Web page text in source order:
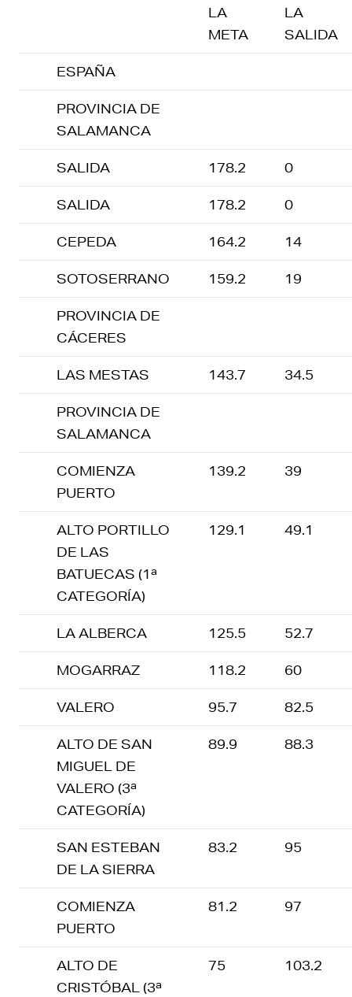
LA
META
LA
SALIDA
ESPAÑA
PROVINCIA DE
SALAMANCA
SALIDA 178.2 0
SALIDA 178.2 0
CEPEDA 164.2 14
SOTOSERRANO 159.2 19
PROVINCIA DE
CÁCERES
LAS MESTAS 143.7 34.5
PROVINCIA DE
SALAMANCA
COMIENZA
PUERTO
139.2 39
ALTO PORTILLO
DE LAS
BATUECAS (1ª
CATEGORÍA)
129.1 49.1
LA ALBERCA 125.5 52.7
MOGARRAZ 118.2 60
VALERO 95.7 82.5
ALTO DE SAN
MIGUEL DE
VALERO (3ª
CATEGORÍA)
89.9 88.3
SAN ESTEBAN
DE LA SIERRA
83.2 95
COMIENZA
PUERTO
81.2 97
ALTO DE
CRISTÓBAL (3ª
75 103.2